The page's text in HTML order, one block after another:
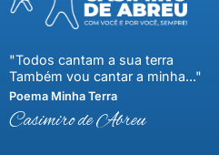
"Todos cantam a sua terra
Também vou cantar a minha..."
Poema Minha Terra
Casimiro de Abreu